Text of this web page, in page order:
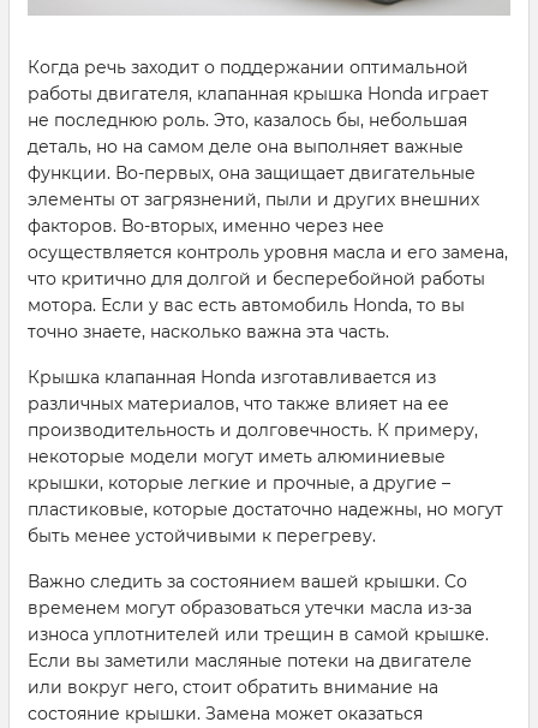
Когда речь заходит о поддержании оптимальной
работы двигателя, клапанная крышка Honda играет
не последнюю роль. Это, казалось бы, небольшая
деталь, но на самом деле она выполняет важные
функции. Во-первых, она защищает двигательные
элементы от загрязнений, пыли и других внешних
факторов. Во-вторых, именно через нее
осуществляется контроль уровня масла и его замена,
что критично для долгой и бесперебойной работы
мотора. Если у вас есть автомобиль Honda, то вы
точно знаете, насколько важна эта часть.
Крышка клапанная Honda изготавливается из
различных материалов, что также влияет на ее
производительность и долговечность. К примеру,
некоторые модели могут иметь алюминиевые
крышки, которые легкие и прочные, а другие –
пластиковые, которые достаточно надежны, но могут
быть менее устойчивыми к перегреву.
Важно следить за состоянием вашей крышки. Со
временем могут образоваться утечки масла из-за
износа уплотнителей или трещин в самой крышке.
Если вы заметили масляные потеки на двигателе
или вокруг него, стоит обратить внимание на
состояние крышки. Замена может оказаться